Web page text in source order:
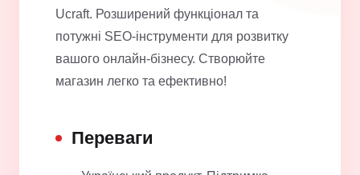
Ucraft. Розширений функціонал та
потужні SEO-інструменти для розвитку
вашого онлайн-бізнесу. Створюйте
магазин легко та ефективно!
Переваги